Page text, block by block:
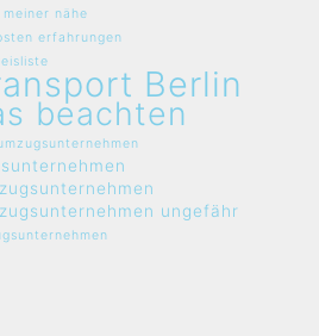
nähe
erfahrungen
Berlin
beachten
ungefähr